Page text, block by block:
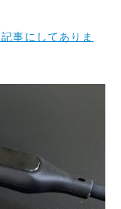
事にしてありま